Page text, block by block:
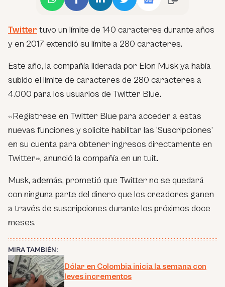
Twitter tuvo un límite de 140 caracteres durante años
y en 2017 extendió su límite a 280 caracteres.
Este año, la compañía liderada por Elon Musk ya había
subido el límite de caracteres de 280 caracteres a
4.000 para los usuarios de Twitter Blue.
«Regístrese en Twitter Blue para acceder a estas
nuevas funciones y solicite habilitar las ‘Suscripciones’
en su cuenta para obtener ingresos directamente en
Twitter», anunció la compañía en un tuit.
Musk, además, prometió que Twitter no se quedará
con ninguna parte del dinero que los creadores ganen
a través de suscripciones durante los próximos doce
meses.
MIRA TAMBIÉN:
Dólar en Colombia inicia la semana con
leves incrementos